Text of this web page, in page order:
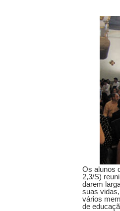
Os alunos
2,3/S)
darem
suas
vários
de